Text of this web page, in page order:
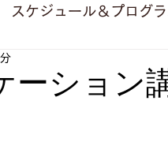
スケジュール＆プログ
ーション